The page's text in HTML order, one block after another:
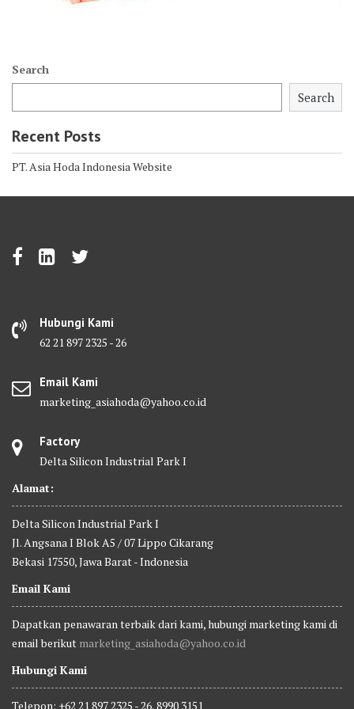
Search
Search
Recent Posts
PT. Asia Hoda Indonesia Website
Hubungi Kami
62 21 897 2325 - 26
Email Kami
marketing_asiahoda@yahoo.co.id
Factory
Delta Silicon Industrial Park I
Alamat:
Delta Silicon Industrial Park I
Jl. Angsana I Blok A5 / 07 Lippo Cikarang
Bekasi 17550, Jawa Barat - Indonesia
Email Kami
Dapatkan penawaran terbaik dari kami, hubungi marketing kami di
email berikut marketing_asiahoda@yahoo.co.id
Hubungi Kami
Telepon: +62 21 897 2325 - 26, 8990 3151